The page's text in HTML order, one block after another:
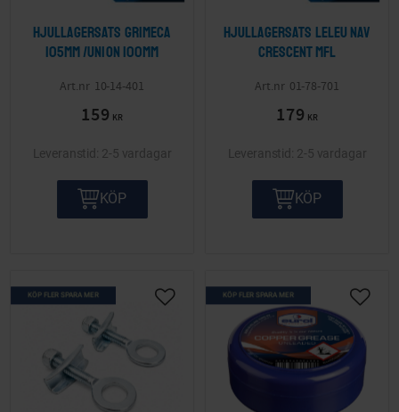
Hjullagersats Grimeca
105mm /Union 100mm
10-14-401
159 KR
2-5 vardagar
KÖP
Hjullagersats Leleu nav
Crescent mfl
01-78-701
179 KR
2-5 vardagar
KÖP
KÖP FLER SPARA MER
Lägg till i önskelista
KÖP FLER SPARA MER
Lägg